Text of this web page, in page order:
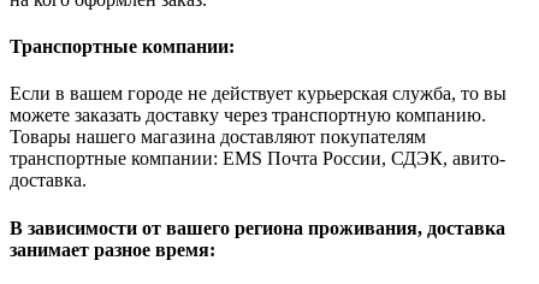
Транспортные компании:
Если в вашем городе не действует курьерская служба, то вы
можете заказать доставку через транспортную компанию.
Товары нашего магазина доставляют покупателям
транспортные компании: EMS Почта России, СДЭК, авито-
доставка.
В зависимости от вашего региона проживания, доставка
занимает разное время: